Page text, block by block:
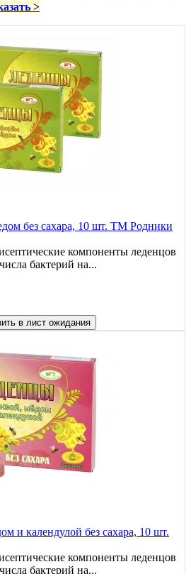
>
без сахара, 10 шт. ТМ Родники
компоненты леденцов
бактерий на...
в лист ожидания
и календулой без сахара, 10 шт.
компоненты леденцов
бактерий на...